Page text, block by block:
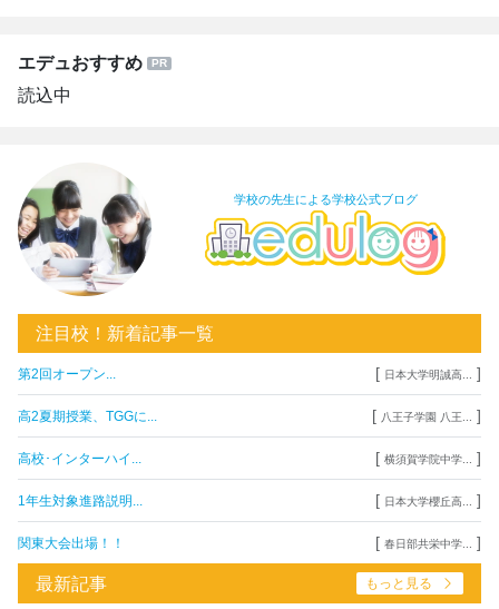
エデュおすすめ
読込中
学校の先生による学校公式ブログ
注目校！新着記事一覧
第2回オープン... [ 日本大学明誠高... ]
高2夏期授業、TGGに... [ 八王子学園 八王... ]
高校･インターハイ... [ 横須賀学院中学... ]
1年生対象進路説明... [ 日本大学櫻丘高... ]
関東大会出場！！ [ 春日部共栄中学... ]
最新記事 もっと見る